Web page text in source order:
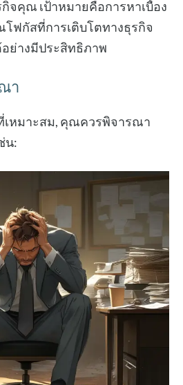
จคุณ เป้าหมายคือการหาเบื้อง
ฟกัสที่การเติบโตทางธุรกิจ
ย่างมีประสิทธิภาพ
า
เหมาะสม, คุณควรพิจารณา
น: